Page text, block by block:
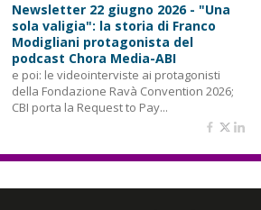
Newsletter 22 giugno 2026 - "Una
sola valigia": la storia di Franco
Modigliani protagonista del
podcast Chora Media-ABI
e poi: le videointerviste ai protagonisti
della Fondazione Ravà Convention 2026;
CBI porta la Request to Pay...